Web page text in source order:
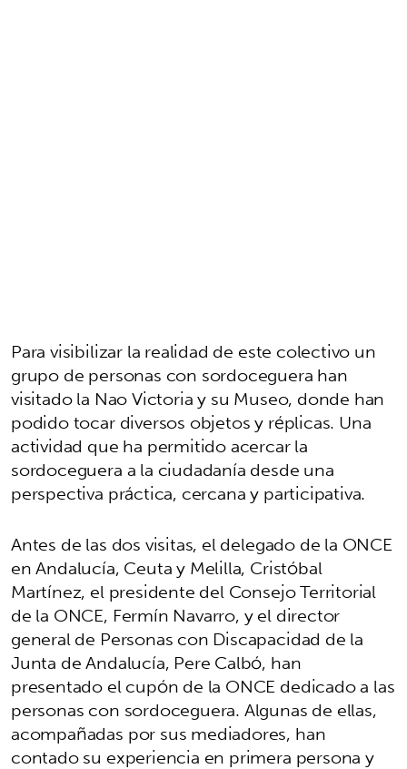
Para visibilizar la realidad de este colectivo un
grupo de personas con sordoceguera han
visitado la Nao Victoria y su Museo, donde han
podido tocar diversos objetos y réplicas. Una
actividad que ha permitido acercar la
sordoceguera a la ciudadanía desde una
perspectiva práctica, cercana y participativa.
Antes de las dos visitas, el delegado de la ONCE
en Andalucía, Ceuta y Melilla, Cristóbal
Martínez, el presidente del Consejo Territorial
de la ONCE, Fermín Navarro, y el director
general de Personas con Discapacidad de la
Junta de Andalucía, Pere Calbó, han
presentado el cupón de la ONCE dedicado a las
personas con sordoceguera. Algunas de ellas,
acompañadas por sus mediadores, han
contado su experiencia en primera persona y